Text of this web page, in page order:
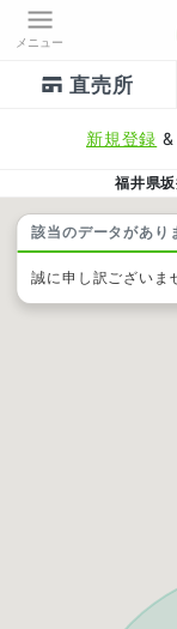
メニュー
直売所
新規登録 &
福井県
該当のデータがあり
誠に申し訳ございま